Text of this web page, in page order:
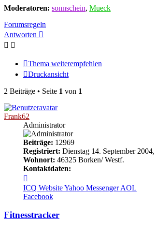
Moderatoren: sonnschein, Mueck
Forumsregeln
Antworten
Thema weiterempfehlen
Druckansicht
2 Beiträge • Seite 1 von 1
Frank62
Administrator
Beiträge: 12969
Registriert: Dienstag 14. September
Wohnort: 46325 Borken/ Westf.
Kontaktdaten:
von
Frank62
ICQ WebsiteYahoo Messenger AOL
Facebook
Fitnesstracker